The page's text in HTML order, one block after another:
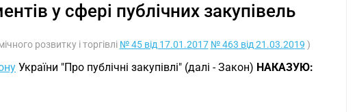
у сфері публічних закупівель
розвитку і торгівлі № 45 від 17.01.2017 № 463 від 21.03.2019 )
України "Про публічні закупівлі" (далі - Закон) НАКАЗУЮ: